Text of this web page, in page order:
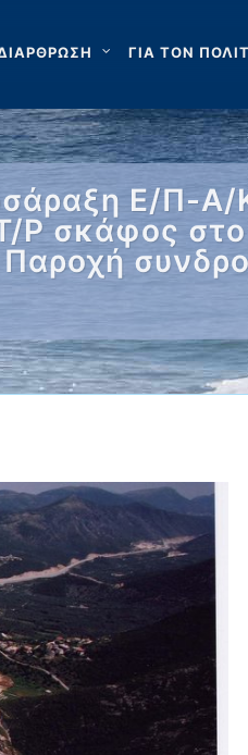
ΓΙΑ ΤΟΝ
Ε/Π-
σκάφος στο